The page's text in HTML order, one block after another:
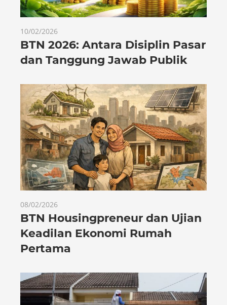
10/02/2026
BTN 2026: Antara Disiplin Pasar
dan Tanggung Jawab Publik
08/02/2026
BTN Housingpreneur dan Ujian
Keadilan Ekonomi Rumah
Pertama